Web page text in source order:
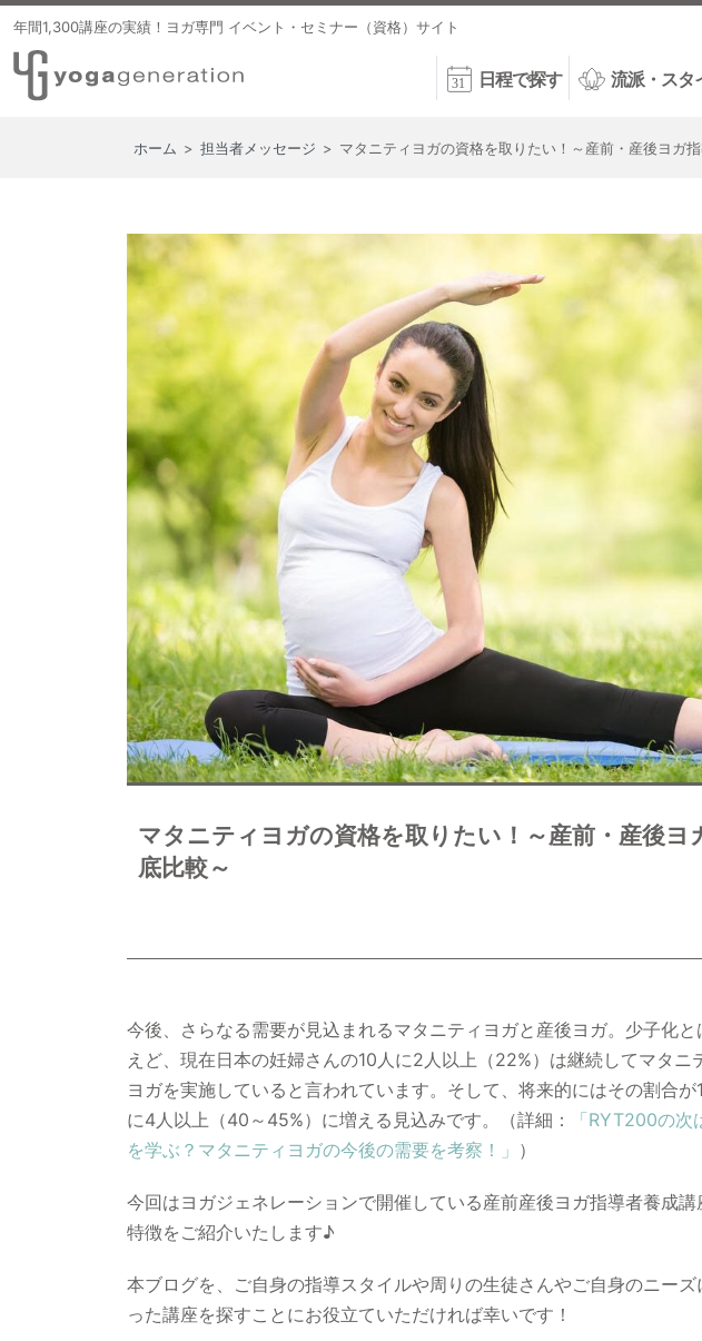
年間1,300講座の実績！ヨガ専門 イベント・セミナー（資格）サイト
日程で探す 流派・スタ
ホーム > 担当者メッセージ > マタニティヨガの資格を取りたい！～産前・産後ヨガ
マタニティヨガの資格を取りたい！～産前・産後ヨ
底比較～
今後、さらなる需要が見込まれるマタニティヨガと産後ヨガ。少子化と
えど、現在日本の妊婦さんの10人に2人以上（22%）は継続してマタニ
ヨガを実施していると言われています。そして、将来的にはその割合が
に4人以上（40～45%）に増える見込みです。（詳細：
「RYT200の次
を学ぶ？マタニティヨガの今後の需要を考察！」 ）
今回はヨガジェネレーションで開催している産前産後ヨガ指導者養成講
特徴をご紹介いたします♪
本ブログを、ご自身の指導スタイルや周りの生徒さんやご自身のニーズ
った講座を探すことにお役立ていただければ幸いです！